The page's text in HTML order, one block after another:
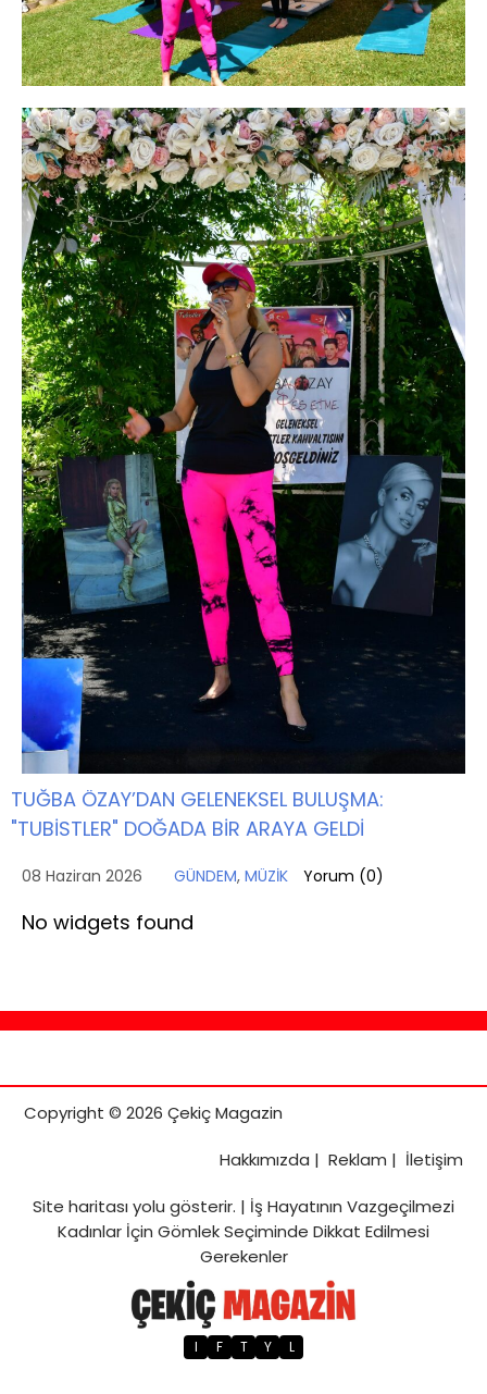
TUĞBA ÖZAY’DAN GELENEKSEL BULUŞMA:
"TUBİSTLER" DOĞADA BİR ARAYA GELDİ
08 Haziran 2026 GÜNDEM, MÜZİK Yorum (0)
No widgets found
Copyright © 2026 Çekiç Magazin
Hakkımızda | Reklam | İletişim
Site haritasıyolu gösterir. | İş Hayatının Vazgeçilmezi
Kadınlar İçin Gömlek Seçiminde Dikkat Edilmesi
Gerekenler
I F T Y L